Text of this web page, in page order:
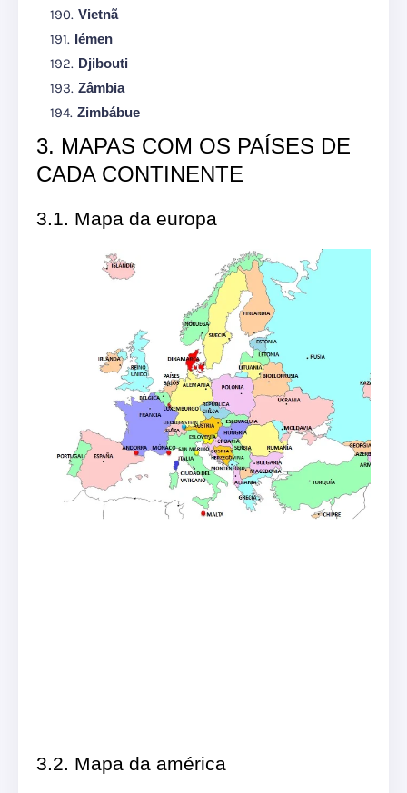
Vietnã
Iémen
Djibouti
Zâmbia
Zimbábue
3. MAPAS COM OS PAÍSES DE
CADA CONTINENTE
3.1. Mapa da europa
3.2. Mapa da américa